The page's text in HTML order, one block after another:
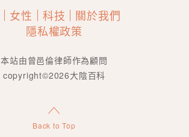
女性 科技
關於我們
隱私權政策
本站由曾邑倫律師作為顧問
copyright©2026大陰百科
Back to Top